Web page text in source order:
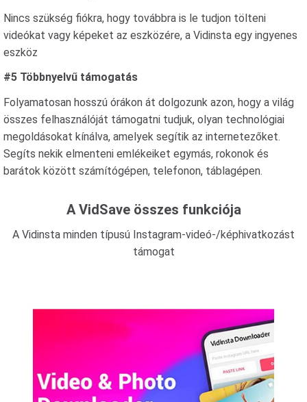
Nincs szükség fiókra, hogy továbbra is le tudjon tölteni
videókat vagy képeket az eszközére, a Vidinsta egy ingyenes
eszköz
#5 Többnyelvű támogatás
Folyamatosan hosszú órákon át dolgozunk azon, hogy a világ
összes felhasználóját támogatni tudjuk, olyan technológiai
megoldásokat kínálva, amelyek segítik az internetezőket.
Segíts nekik elmenteni emlékeiket egymás, rokonok és
barátok között számítógépen, telefonon, táblagépen.
A VidSave összes funkciója
A Vidinsta minden típusú Instagram-videó-/képhivatkozást
támogat